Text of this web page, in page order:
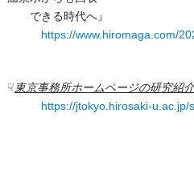
できる時代へ』
https://www.hiromaga.com/
☟ 東京事務所ホームページの研究紹
https://jtokyo.hirosaki-u.ac.jp/